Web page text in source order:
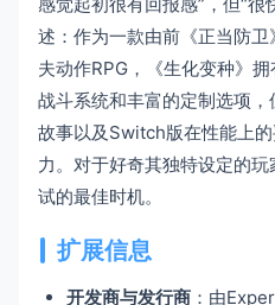
述：作为一款由前《正当防
夫动作RPG，《生化变种》
战斗系统和丰富的定制选项
故事以及Switch版在性能上
力。对于好奇其独特设定的
试的最佳时机。
扩展信息
开发商与发行商 ：由